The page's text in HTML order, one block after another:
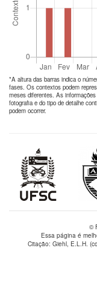
*A altura das barras indica o
fases. Os contextos podem
meses diferentes. As
fotografia e do tipo de detalhe
podem ocorrer.
©
Essa página é
Citação: Giehl, E.L.H.